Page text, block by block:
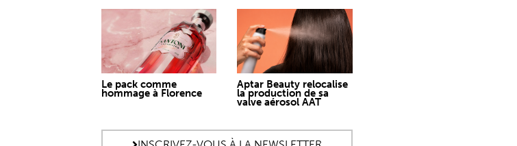
Le pack comme
hommage à Florence
Aptar Beauty relocalise
la production de sa
valve aérosol AAT